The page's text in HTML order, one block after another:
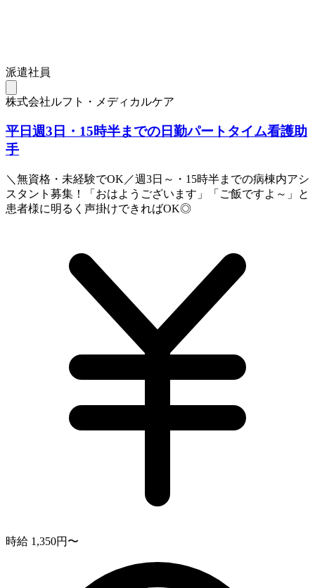
派遣社員
株式会社ルフト・メディカルケア
平日週3日・15時半までの日勤パートタイム看護助
手
＼無資格・未経験でOK／週3日～・15時半までの病棟内アシ
スタント募集！「おはようございます」「ご飯ですよ～」と
患者様に明るく声掛けできればOK◎
時給 1,350円〜